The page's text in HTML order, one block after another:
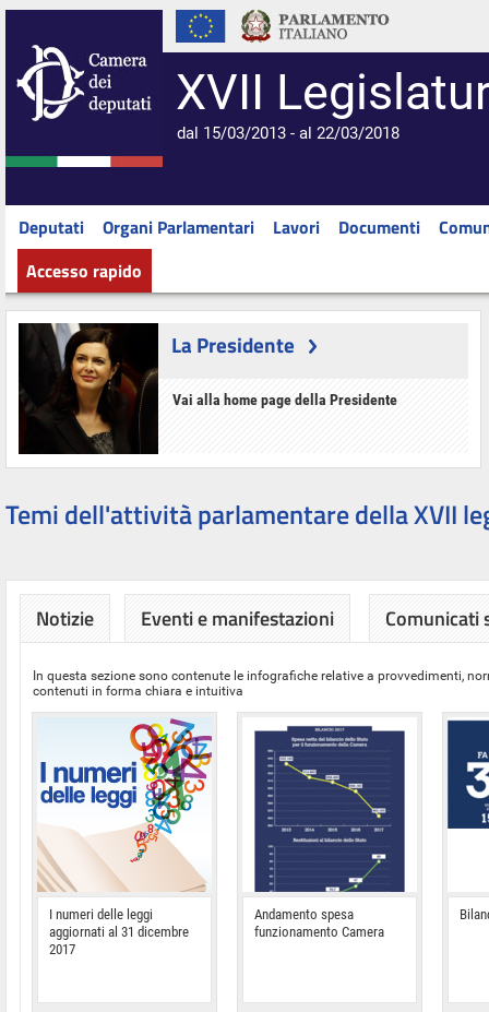
XVII
dal 15/03/2013 - al 22/03/2018
Deputati Organi Parlamentari Lavori Documenti
Accesso rapido
La Presidente
Vai alla home page della Presidente
Temi dell'attività parlamentare della XVII
Notizie Eventi e manifestazioni Comunicati
In questa sezione sono contenute le infografiche relative a provvedimenti,
contenuti in forma chiara e intuitiva
I numeri delle leggi
aggiornati al 31 dicembre
2017
Andamento spesa
funzionamento Camera